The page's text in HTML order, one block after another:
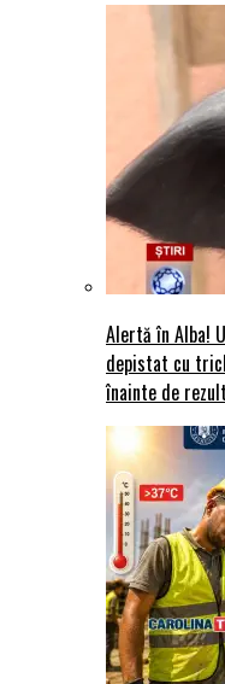
Alertă în Alba!
depistat cu
înainte de